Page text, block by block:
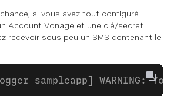
si vous avez tout configuré
Account Vonage et une clé/secret
recevoir sous peu un SMS contenant le
sampleapp] WARNING: